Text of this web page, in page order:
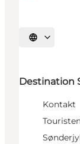
Sprache
Destination
Kontakt